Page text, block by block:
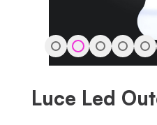
Luce Led